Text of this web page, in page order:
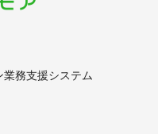
務支援システム